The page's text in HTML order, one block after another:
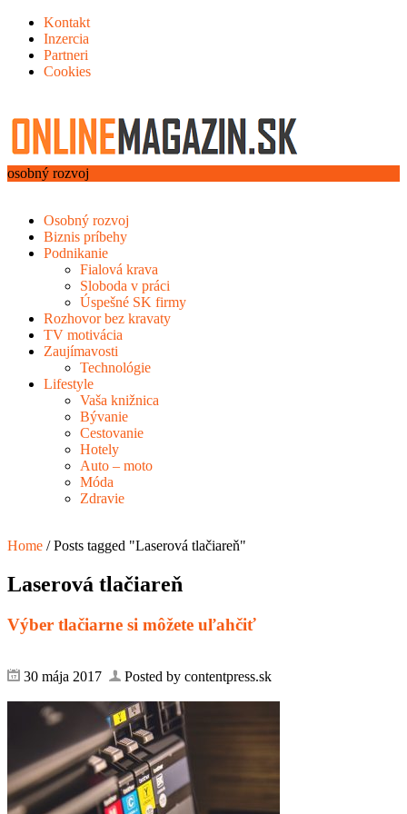
Kontakt
Inzercia
Partneri
Cookies
osobný rozvoj
Osobný rozvoj
Biznis príbehy
Podnikanie
Fialová krava
Sloboda v práci
Úspešné SK firmy
Rozhovor bez kravaty
TV motivácia
Zaujímavosti
Technológie
Lifestyle
Vaša knižnica
Bývanie
Cestovanie
Hotely
Auto – moto
Móda
Zdravie
Home /Posts tagged "Laserová tlačiareň"
Laserová tlačiareň
Výber tlačiarne si môžete uľahčiť
30 mája 2017 Posted by contentpress.sk